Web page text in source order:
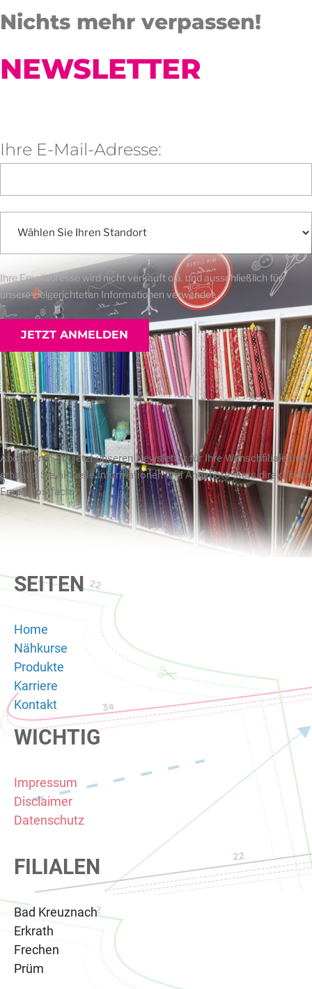
Nichts mehr verpassen!
NEWSLETTER
Ihre E-Mail-Adresse:
Ihre Emailadresse wird nicht verkauft o.ä. und ausschließlich für
unsere zielgerichteten Informationen verwendet.
Abonnieren Sie jetzt unseren Newsletter für Ihre Wunschfiliale und
erhalten Sie aktuelle Informationen und Angebote stets direkt in Ihr
Email-Postfach.
SEITEN
Home
Nähkurse
Produkte
Karriere
Kontakt
WICHTIG
Impressum
Disclaimer
Datenschutz
FILIALEN
Bad Kreuznach
Erkrath
Frechen
Prüm